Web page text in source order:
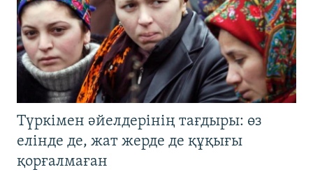
Түркімен әйелдерінің тағдыры: өз
елінде де, жат жерде де құқығы
қорғалмаған